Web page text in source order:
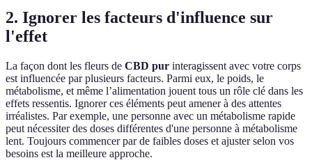
2. Ignorer les facteurs d'influence sur
l'effet
La façon dont les fleurs de CBD pur interagissent avec votre corps
est influencée par plusieurs facteurs. Parmi eux, le poids, le
métabolisme, et même l’alimentation jouent tous un rôle clé dans les
effets ressentis. Ignorer ces éléments peut amener à des attentes
irréalistes. Par exemple, une personne avec un métabolisme rapide
peut nécessiter des doses différentes d'une personne à métabolisme
lent. Toujours commencer par de faibles doses et ajuster selon vos
besoins est la meilleure approche.